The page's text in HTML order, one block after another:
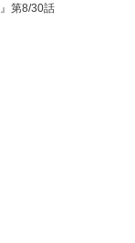
』第8/30話